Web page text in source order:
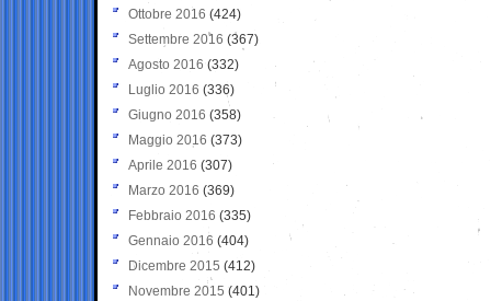
Ottobre 2016 (424)
Settembre 2016 (367)
Agosto 2016 (332)
Luglio 2016 (336)
Giugno 2016 (358)
Maggio 2016 (373)
Aprile 2016 (307)
Marzo 2016 (369)
Febbraio 2016 (335)
Gennaio 2016 (404)
Dicembre 2015 (412)
Novembre 2015 (401)